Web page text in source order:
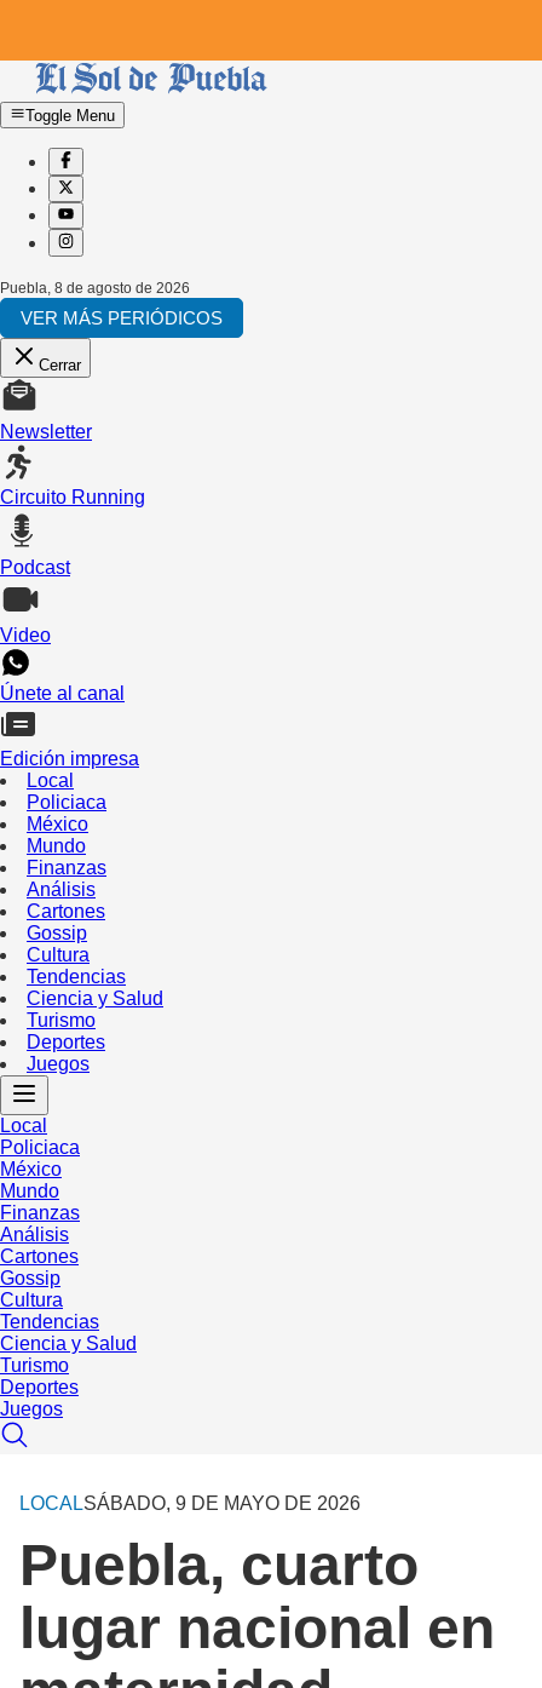
Toggle Menu
Puebla 8 de agosto de 2026
VER MÁS PERIÓDICOS
Cerrar
Newsletter
Circuito Running
Podcast
Video
Únete al canal
Edición impresa
Local
Policiaca
México
Mundo
Finanzas
Análisis
Cartones
Gossip
Cultura
Tendencias
Ciencia y Salud
Turismo
Deportes
Juegos
Local
Policiaca
México
Mundo
Finanzas
Análisis
Cartones
Gossip
Cultura
Tendencias
Ciencia y Salud
Turismo
Deportes
Juegos
LOCALSÁBADO, 9 DE MAYO DE 2026
Puebla, cuarto
lugar nacional en